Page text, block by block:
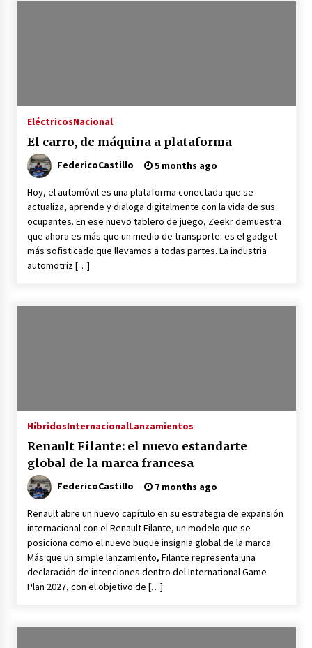
EléctricosNacional
El carro, de máquina a plataforma
FedericoCastillo 5 months ago
Hoy, el automóvil es una plataforma conectada que se
actualiza, aprende y dialoga digitalmente con la vida de sus
ocupantes. En ese nuevo tablero de juego, Zeekr demuestra
que ahora es más que un medio de transporte: es el gadget
más sofisticado que llevamos a todas partes. La industria
automotriz […]
HíbridosInternacionalLanzamientos
Renault Filante: el nuevo estandarte
global de la marca francesa
FedericoCastillo 7 months ago
Renault abre un nuevo capítulo en su estrategia de expansión
internacional con el Renault Filante, un modelo que se
posiciona como el nuevo buque insignia global de la marca.
Más que un simple lanzamiento, Filante representa una
declaración de intenciones dentro del International Game
Plan 2027, con el objetivo de […]